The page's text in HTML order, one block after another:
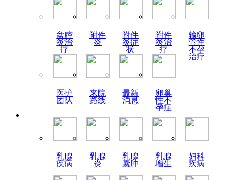
滑动频道可以查看所有男科导航
盆腔
炎治
疗
附件
炎
附件
炎症
状
附件
炎治
疗
输卵
管性
不孕
治疗
医护
团队
来院
路线
最新
消息
卵巢
性不
孕症
乳腺
疾病
乳腺
炎
乳腺
囊肿
乳腺
增生
妇科
疾病